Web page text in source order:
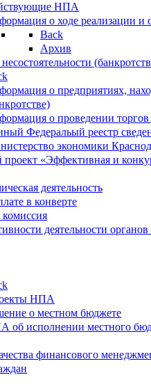
НПА
о ходе реализации
Back
Архив
о предприятиях,
о проведении
Федеральый реестр
экономики
«Эффективная и
деятельность
в конверте
комиссия
деятельности
НПА
о местном бюджете
об исполнении местного
финансового